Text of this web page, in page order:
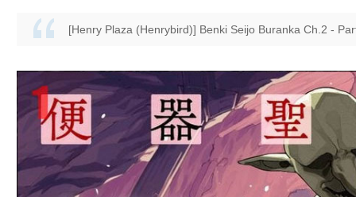
[Henry Plaza (Henrybird)] Benki Seijo Buranka Ch.2 -